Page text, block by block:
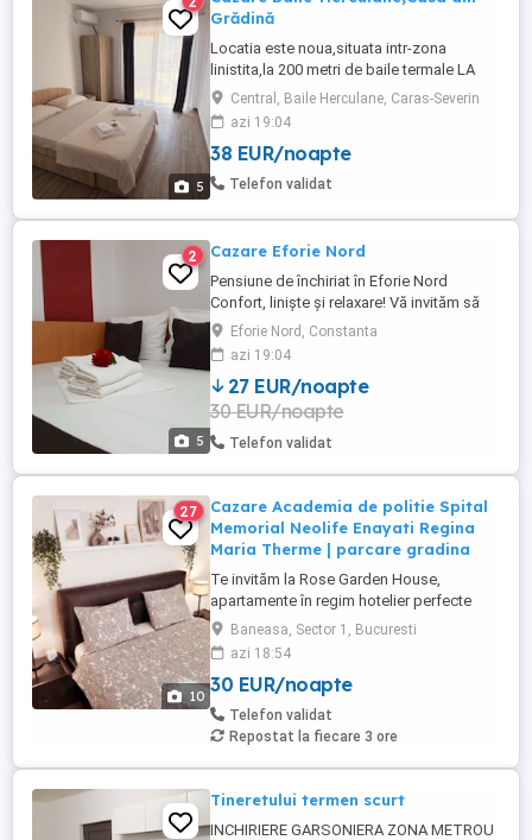
5
Grădină
Locatia este noua,situata intr-zona
linistita,la 200 metri de baile termale LA
MÂȚU ,la aproximativ 500 metri de spa-ul
THERMAE D OLIMPIA si aproximativ 10
minute(mers pe jos) de centrul statiunii.
Pentru alte detalii,va rog contactati-ma
telefonic.
Central, Baile Herculane, Caras-Severin
azi 19:04
38 EUR/noapte
Telefon validat
5
2 Cazare Eforie Nord
Pensiune de închiriat în Eforie Nord
Confort, liniște și relaxare! Vă invităm să
petreceți o vacanță plăcută la mare, într-o
pensiune primitoare situată în Eforie Nord,
într-o zonă liniștită, ideală pentru familii.
Pensiunea dispune de 6 camere
confortabile, fiecare având baie proprie,
frigider și ...
Eforie Nord, Constanta
azi 19:04
27 EUR/noapte
30 EUR/noapte
Telefon validat
10
27
Cazare Academia de politie Spital
Memorial Neolife Enayati Regina
Maria Therme | parcare gradina
Te invităm la Rose Garden House,
apartamente în regim hotelier perfecte
pentru o ședere liniștită și confortabilă, cu
tot confortul de acasă, departe de agitatia
orasului. De ce să ne alegi? Intimitate și
spațiu - apartamente decomandate într-o
mini-vilă cu intrare separată și grădină,
într-un ...
Baneasa, Sector 1, Bucuresti
azi 18:54
30 EUR/noapte
Telefon validat
Repostat la fiecare 3 ore
Tineretului termen scurt
INCHIRIERE GARSONIERA ZONA METROU